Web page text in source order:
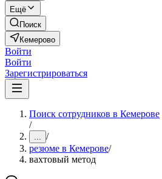
Ещё
Поиск
Кемерово
Войти
Войти
Зарегистрироваться
Поиск сотрудников в Кемерове
/
... /
резюме в Кемерове/
вахтовый метод